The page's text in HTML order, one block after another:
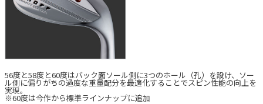
56度と58度と60度はバック面ソール側に3つのホール（孔）を設け、ソー
ル側に偏りがちの過度な重量配分を最適化することでスピン性能の向上を
実現。
※60度は今作から標準ラインナップに追加